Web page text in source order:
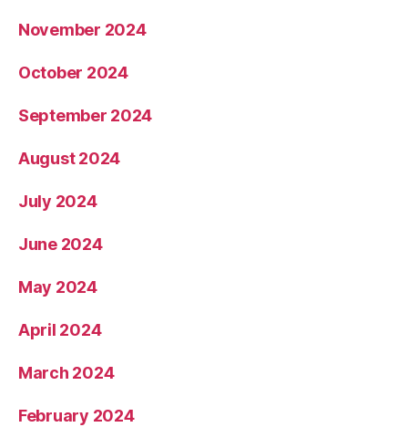
November 2024
October 2024
September 2024
August 2024
July 2024
June 2024
May 2024
April 2024
March 2024
February 2024